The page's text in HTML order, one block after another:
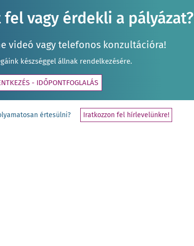
vagy érdekli a pályázat?
videó vagy telefonos konzultációra!
készséggel állnak rendelkezésére.
- IDŐPONTFOGLALÁS
értesülni? Iratkozzon fel hírlevelünkre!